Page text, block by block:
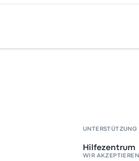
UNTERSTÜTZUNG
Hilfezentrum
WIR AKZEPTIEREN